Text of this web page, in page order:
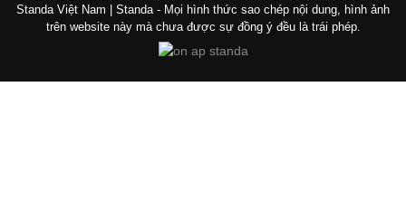
Standa Việt Nam | Standa - Mọi hình thức sao chép nội dung, hình ảnh
trên website này mà chưa được sự đồng ý đều là trái phép.